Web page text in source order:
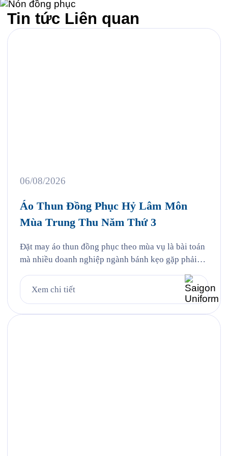
Tin tức Liên quan
06/08/2026
Áo Thun Đồng Phục Hỷ Lâm Môn
Mùa Trung Thu Năm Thứ 3
Đặt may áo thun đồng phục theo mùa vụ là bài toán
mà nhiều doanh nghiệp ngành bánh kẹo gặp phải
mỗi năm, và Hỷ Lâm Môn cũng vậy. Cứ đến hẹn lại
lên, mỗi năm khi mùa bánh Trung Thu về, Hỷ Lâm
Môn lại cùng Saigon Uniform chuẩn bị một bộ đồng
Xem chi tiết